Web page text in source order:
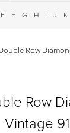
E F G H I J K
Row
Row
Vintage